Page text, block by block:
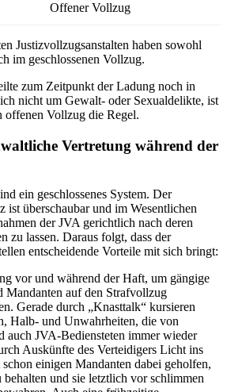
Offener Vollzug
Justizvollzugsanstalten haben sowohl
im geschlossenen Vollzug.
zum Zeitpunkt der Ladung noch in
nicht um Gewalt- oder Sexualdelikte, ist
offenen Vollzug die Regel.
Vertretung während der
ein geschlossenes System. Der
ist überschaubar und im Wesentlichen
der JVA gerichtlich nach deren
zu lassen. Daraus folgt, dass der
entscheidende Vorteile mit sich bringt:
vor und während der Haft, um gängige
Mandanten auf den Strafvollzug
Gerade durch „Knasttalk“ kursieren
Halb- und Unwahrheiten, die von
auch JVA-Bediensteten immer wieder
Auskünfte des Verteidigers Licht ins
einigen Mandanten dabei geholfen,
behalten und sie letztlich vor schlimmen